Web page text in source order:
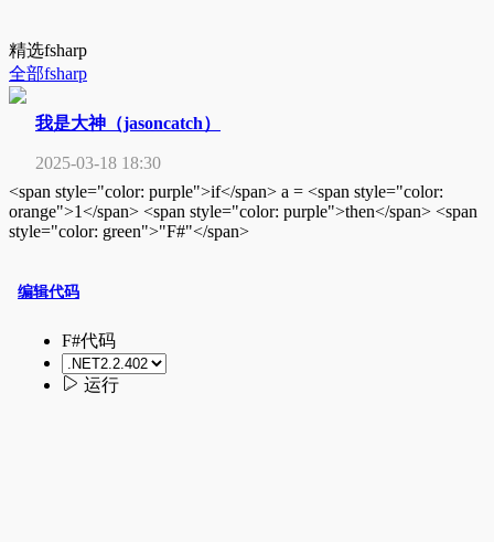
精选fsharp
全部fsharp
我是大神（jasoncatch）
2025-03-18 18:30
<span style="color: purple">if</span> a = <span style="color:
orange">1</span> <span style="color: purple">then</span> <span
style="color: green">"F#"</span>